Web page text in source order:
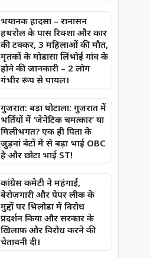
भयानक हादसा – रानासन
हथरोल के पास रिक्शा और कार
की टक्कर, 3 महिलाओं की मौत,
मृतकों के मोडासा लिंभोई गांव के
होने की जानकारी – 2 लोग
गंभीर रूप से घायल।
गुजरात: बड़ा घोटाला: गुजरात में
भर्तियों में ‘जेनेटिक चमत्कार’ या
मिलीभगत? एक ही पिता के
जुड़वां बेटों में से बड़ा भाई OBC
है और छोटा भाई ST!
कांग्रेस कमेटी ने महंगाई,
बेरोज़गारी और पेपर लीक के
मुद्दों पर भिलोडा में विरोध
प्रदर्शन किया और सरकार के
ख़िलाफ़ और विरोध करने की
चेतावनी दी।